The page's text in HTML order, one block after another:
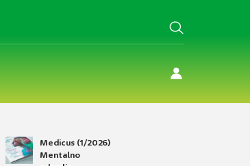
Medicus (1/2026)
Mentalno